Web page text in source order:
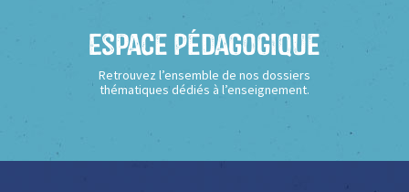
Espace Pédagogique
Retrouvez l’ensemble de nos dossiers
thématiques dédiés à l’enseignement.